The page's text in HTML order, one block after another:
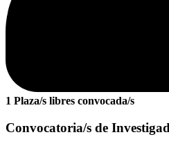
1 Plaza/s libres convocada/s
Convocatoria/s de